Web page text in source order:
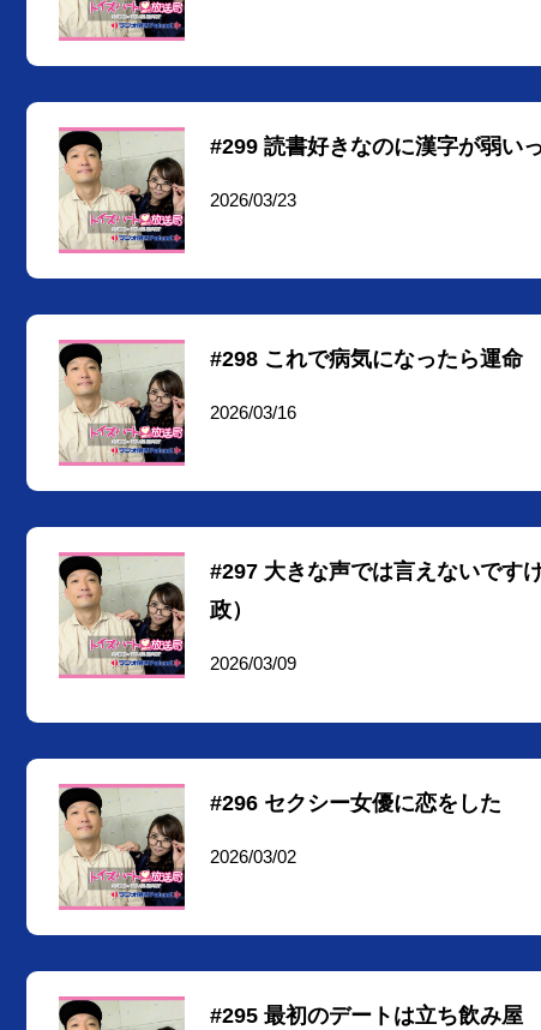
#299 読書好きなのに漢字が弱い
2026/03/23
#298 これで病気になったら運命
2026/03/16
#297 大きな声では言えないです
政）
2026/03/09
#296 セクシー女優に恋をした
2026/03/02
#295 最初のデートは立ち飲み屋